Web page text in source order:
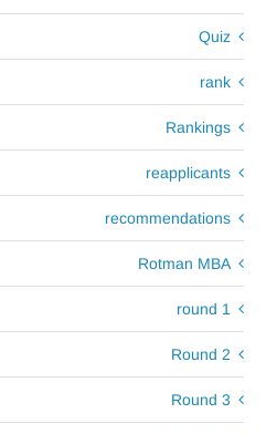
Quiz
rank
Rankings
reapplicants
recommendations
Rotman MBA
round 1
Round 2
Round 3